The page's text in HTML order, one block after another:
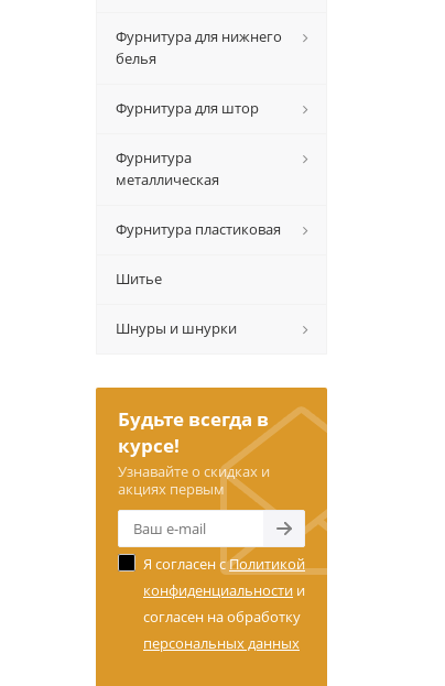
Фурнитура для нижнего
белья
Фурнитура для штор
Фурнитура
металлическая
Фурнитура пластиковая
Шитье
Шнуры и шнурки
Будьте всегда в
курсе!
Узнавайте о скидках и
акциях первым
Я согласен сПолитикой
конфиденциальности и
согласен на обработку
персональных данных